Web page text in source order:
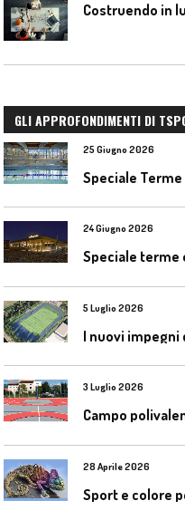
Costruendo in
GLI APPROFONDIMENTI DI
25 Giugno 2026
24 Giugno 2026
5 Luglio 2026
I nuovi
3 Luglio 2026
Campo
28 Aprile 2026